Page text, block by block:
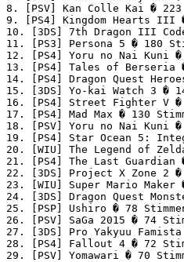
8. [PSV] Kan Colle Kai � 223
9. [PS4] Kingdom Hearts III �
10. [3DS] 7th Dragon III
11. [PS3] Persona 5 � 180
12. [PS4] Yoru no Nai Kuni �
13. [PS4] Tales of Berseria �
14. [PS4] Dragon Quest
15. [3DS] Yo-kai Watch 3 �
16. [PS4] Street Fighter V �
17. [PS4] Mad Max � 130
18. [PSV] Yoru no Nai Kuni �
19. [PS4] Star Ocean 5:
20. [WIU] The Legend of
21. [PS4] The Last Guardian
22. [3DS] Project X Zone 2 �
23. [WIU] Super Mario Maker
24. [3DS] Dragon Quest
25. [PSP] Ushiro � 78
26. [PSV] SaGa 2015 � 74
27. [3DS] Pro Yakyuu
28. [PS4] Fallout 4 � 72
29. [PSV] Yomawari � 70